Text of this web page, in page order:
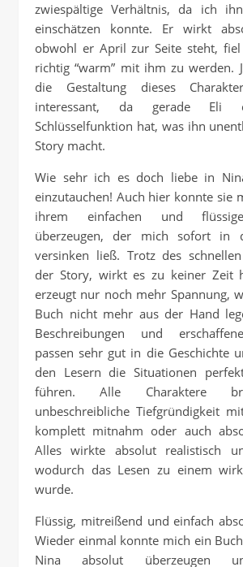
zwiespältige Verhältnis, da ich
einschätzen konnte. Er wirkt
obwohl er April zur Seite steht,
richtig “warm” mit ihm zu werden.
die Gestaltung dieses
interessant, da gerade Eli
Schlüsselfunktion hat, was ihn
Story macht.
Wie sehr ich es doch liebe in
einzutauchen! Auch hier konnte sie
ihrem einfachen und
überzeugen, der mich sofort in
versinken ließ. Trotz des
der Story, wirkt es zu keiner Zeit
erzeugt nur noch mehr Spannung,
Buch nicht mehr aus der Hand
Beschreibungen und
passen sehr gut in die Geschichte
den Lesern die Situationen
führen. Alle Charaktere
unbeschreibliche Tiefgründigkeit
komplett mitnahm oder auch
Alles wirkte absolut realistisch
wodurch das Lesen zu einem
wurde.
Flüssig, mitreißend und einfach
Wieder einmal konnte mich ein
Nina absolut überzeugen